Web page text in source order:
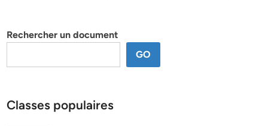
Rechercher un document
GO
Classes populaires